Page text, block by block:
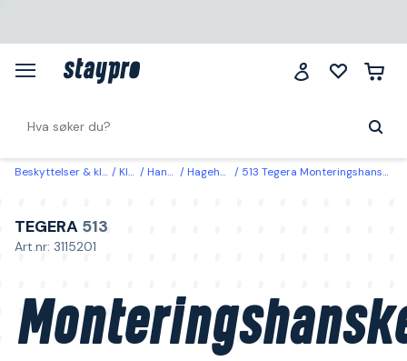
Beskyttelser & klær Klær Hansker Hagehansker 513 Tegera Monteringshanske geitnarv, bomull 11
TEGERA 513
Art.nr: 3115201